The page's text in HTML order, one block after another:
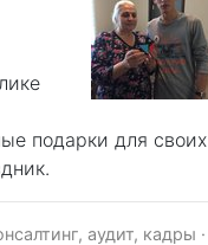
подарки для своих
аудит, кадры ·